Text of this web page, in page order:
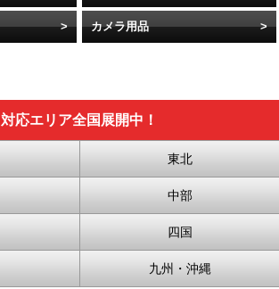
カメラ用品
対応エリア全国展開中！
東北
中部
四国
九州・沖縄